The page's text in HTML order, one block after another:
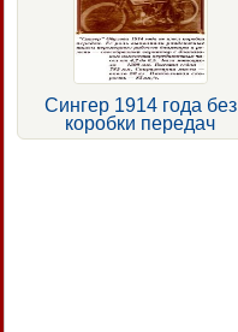
Сингер 1914 года без
коробки передач